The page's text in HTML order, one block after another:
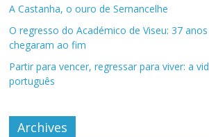
A Castanha, o ouro de Sernancelhe
O regresso do Académico de Viseu: 37
chegaram ao fim
Partir para vencer, regressar para viver: a
português
Archives